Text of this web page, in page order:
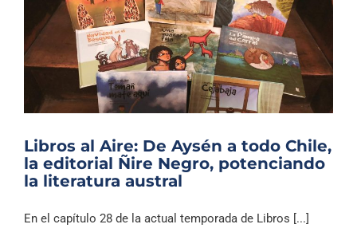
Programación
Podcast
Noticias
Columnas
Música Clásica
Especiales
Libros al Aire: De Aysén a todo Chile,
la editorial Ñire Negro, potenciando
la literatura austral
En el capítulo 28 de la actual temporada de Libros [...]